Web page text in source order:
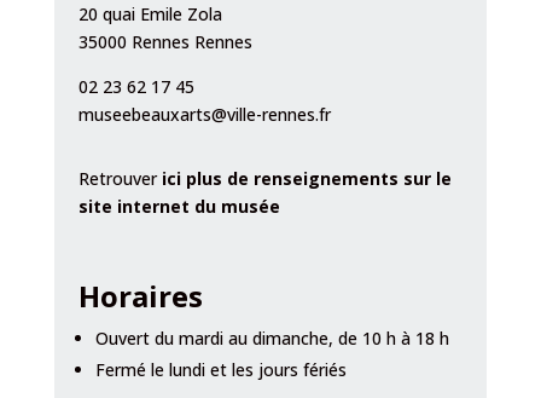
20 quai Emile Zola
35000 Rennes Rennes
02 23 62 17 45
museebeauxarts@ville-rennes.fr
Retrouver ici plus de renseignements sur le
site internet du musée
Horaires
Ouvert du mardi au dimanche, de 10 h à 18 h
Fermé le lundi et les jours fériés